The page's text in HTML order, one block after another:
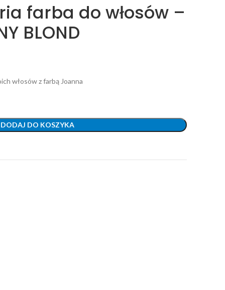
farba do włosów –
BLOND
włosów z farbą Joanna
DODAJ DO KOSZYKA